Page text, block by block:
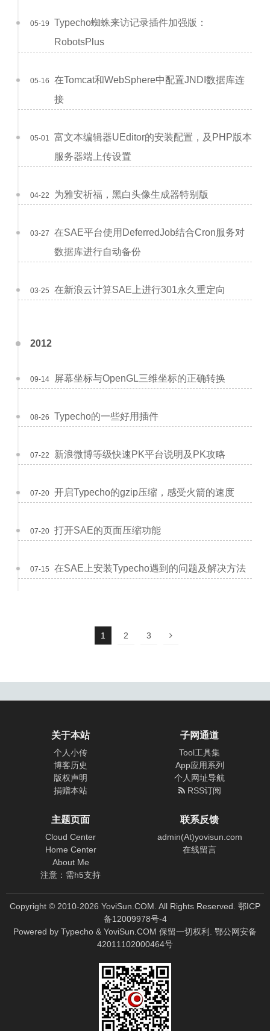
Typecho蜘蛛来访记录插件加强版：
RobotsPlus
05-19
在Tomcat和WebSphere中配置JNDI数据库连
接
05-16
富文本编辑器UEditor的安装配置，及PHP版本
服务器端上传设置
05-01
为雅安祈福，黑白头像生成器特别版
04-22
在SAE平台使用DeferredJob结合Cron服务对
数据库进行自动备份
03-27
在新浪云计算SAE上进行301永久重定向
03-25
2012
屏幕坐标与OpenGL三维坐标的正确转换
09-14
Typecho的一些好用插件
08-26
新浪微博等级快速PK平台说明及PK攻略
07-22
开启Typecho的gzip压缩，感受火箭的速度
07-20
打开SAE的页面压缩功能
07-20
在SAE上安装Typecho遇到的问题及解决方法
07-15
1 2 3
关于本站
个人小传
博客历史
版权声明
捐赠本站
子网通道
Tool工具集
App应用系列
个人网址导航
RSS订阅
主题页面
Cloud Center
Home Center
About Me
注意：需h5支持
联系反馈
admin(At)yovisun.com
在线留言
Copyright © 2010-2026 YoviSun.COM. All Rights Reserved. 鄂ICP
备12009978号-4
Powered by Typecho & YoviSun.COM 保留一切权利. 鄂公网安备
42011102000464号